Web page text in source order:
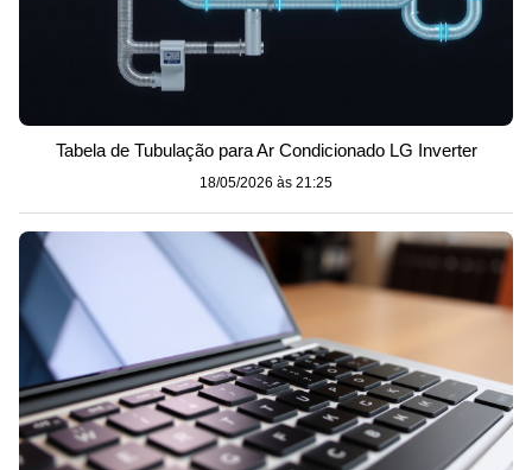
Tabela de Tubulação para Ar Condicionado LG Inverter
18/05/2026 às 21:25